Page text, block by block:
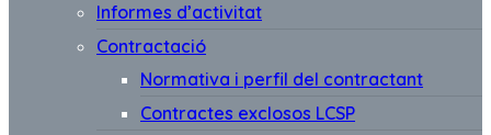
Informes d’activitat
Contractació
Normativa i perfil del contractant
Contractes exclosos LCSP